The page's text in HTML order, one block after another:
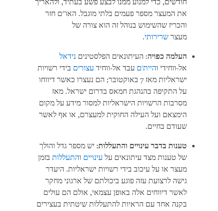
חודשים, כדי למנוע ממנו לבצע פשע בעתיד, ולהאריך
את המעצר מספר פעמים בלתי מוגבל. האו"ם חזר
והכריז שהשימוש בנוהל זה הוא צורה של
מעצר שרירותי.
העלמה כפויה: העיתונאים הפלסטינים נידאל
אל-ווחידי והיית'ם עבד אל-ווחיד עצורים בידי רשויות
ישראליות מאז 7 באוקטובר; הם נעצרו כאשר דיווחו
על התקיפה בהנהגת חמאס בדרום ישראל. מאז
מסרבות הרשויות הישראליות למסור מידע על מקום
הימצאם ועל העילה החוקית למעצרם, או אף לאשר
שעודם בחיים.
טענות בדבר עינויים והתעללות: יש מספר גדל והולך
של טענות מצד עיתונאים על עינויים והתעללות בזמן
מעצר או על עיכוב בידי רשויות ישראליות. היעדר
גישה לרצועת עזה פוגע ביכולתם של ארגוני מחקר
לאשר דיווחים אלה באופן עצמאי, אולם הם עולים
בקנה אחד עם הראיות להתעללות שיטתית בעצירים